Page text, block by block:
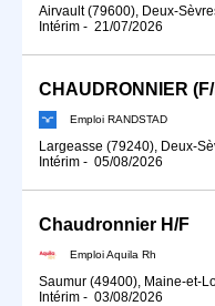
Airvault (79600), Deux-
Intérim - 21/07/2026
CHAUDRONNIER
Emploi RANDSTAD
Largeasse (79240), Deux-
Intérim - 05/08/2026
Chaudronnier H/F
Emploi Aquila Rh
Saumur (49400), Maine-et-
Intérim - 03/08/2026